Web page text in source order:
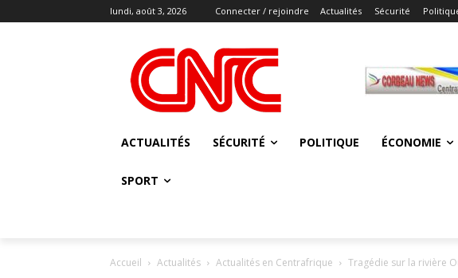
lundi, août 3, 2026 Connecter / rejoindre Actualités Sécurité
ACTUALITÉS SÉCURITÉ POLITIQUE ÉCONOMIE
SPORT
Accueil Actualités Actualités en Centrafrique Tragédie sur la rivière